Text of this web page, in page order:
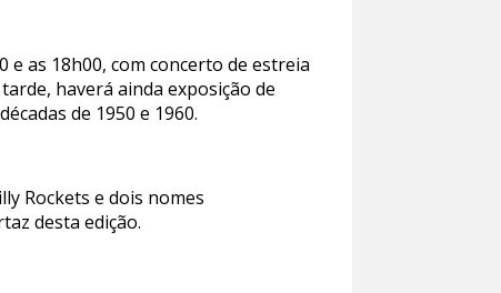
as 18h00, com concerto de estreia
haverá ainda exposição de
de 1950 e 1960.
Rockets e dois nomes
desta edição.